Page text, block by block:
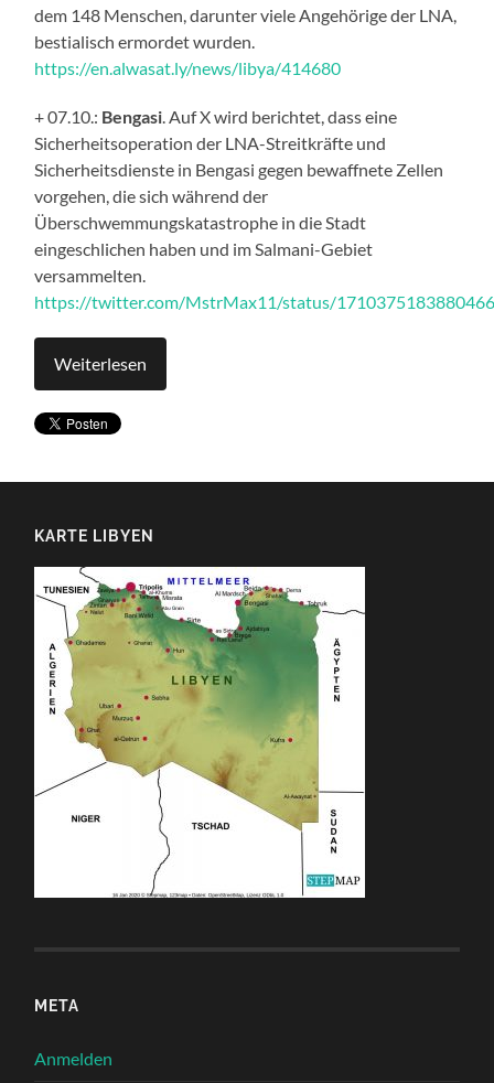
dem 148 Menschen, darunter viele Angehörige der LNA,
bestialisch ermordet wurden.
https://en.alwasat.ly/news/libya/414680
+ 07.10.: Bengasi . Auf X wird berichtet, dass eine
Sicherheitsoperation der LNA-Streitkräfte und
Sicherheitsdienste in Bengasi gegen bewaffnete Zellen
vorgehen, die sich während der
Überschwemmungskatastrophe in die Stadt
eingeschlichen haben und im Salmani-Gebiet
versammelten.
https://twitter.com/MstrMax11/status/
Weiterlesen
KARTE LIBYEN
META
Anmelden